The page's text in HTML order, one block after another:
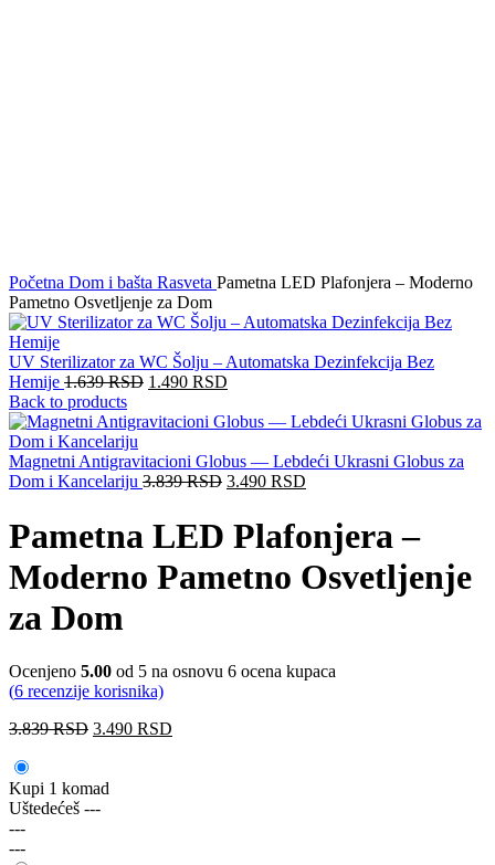
Početna Dom i bašta Rasveta Pametna LED Plafonjera – Moderno
Pametno Osvetljenje za Dom
UV Sterilizator za WC Šolju – Automatska Dezinfekcija Bez
Hemije 1.639RSD 1.490 RSD
Back to products
Magnetni Antigravitacioni Globus — Lebdeći Ukrasni Globus za
Dom i Kancelariju 3.839RSD 3.490 RSD
Pametna LED Plafonjera –
Moderno Pametno Osvetljenje
za Dom
Ocenjeno 5.00 od 5 na osnovu 6 ocena kupaca
(6 recenzije korisnika)
3.839RSD 3.490 RSD
Kupi 1 komad
Uštedećeš ---
---
---